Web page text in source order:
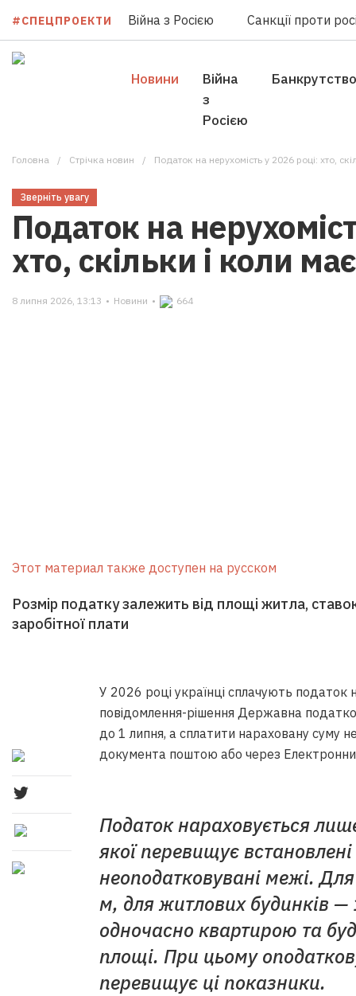
#СПЕЦПРОЕКТИ Війна з Росією Санкції проти
Новини
Війна
з
Росією
Банкрутство
Головна Стрічка новин Податок на нерухомість у 2026 році: хто,
Зверніть увагу
Податок на
хто, скільки і коли
8 липня 2026, 13:13 • Новини • 664
Этот материал также доступен на русском
Розмір податку залежить від площі житла,
заробітної плати
У 2026 році українці сплачують
повідомлення-рішення Державна
до 1 липня, а сплатити нараховану суму
документа поштою або через
Податок нараховується
якої перевищує
неоподатковувані межі.
м, для житлових будинків
одночасно квартирою та
площі. При цьому
перевищує ці показники.